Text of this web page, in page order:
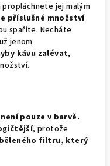
propláchnete jej malým
příslušné množství
spaříte. Necháte
jenom
kávu zalévat,
pouze v barvě.
, protože
filtru, který